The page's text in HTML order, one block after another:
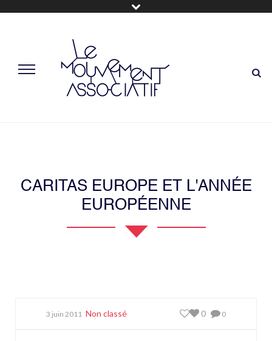
CARITAS EUROPE ET L'ANNÉE
EUROPÉENNE
3 juin 2011 Non classé 0
0